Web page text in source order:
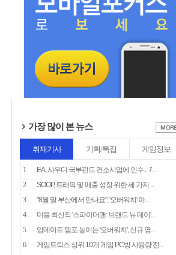
가장 많이 본 뉴스
취재기사 기획/특집 게임정보
1
EA, 사우디 국부펀드 컨소시엄에 인수... 7...
2
SOOP, 트래픽 및 매출 성장 위한 세 가지 ...
3
"8월 말 부산에서 만나요", '오버워치' 아...
4
마블 최신작 '스파이더맨: 브랜드 뉴 데이'...
5
업데이트 템포 높이는 '오버워치', 신규 영...
6
게임트릭스 상위 10개 게임 PC방 사용량 전...